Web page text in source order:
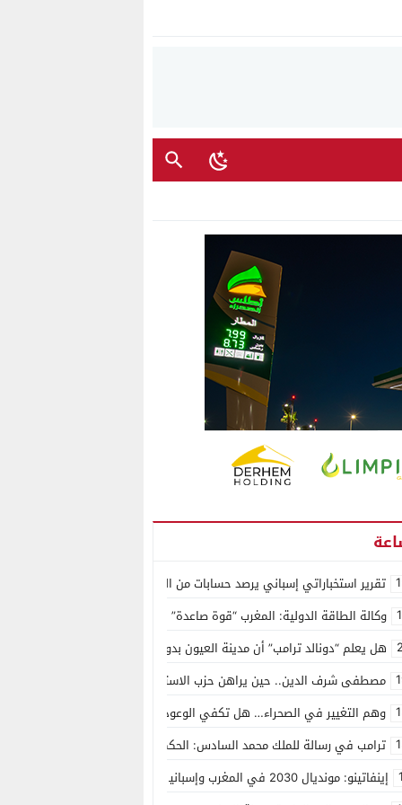
تقرير استخباراتي إسباني يرصد حسابات من الجزائر وأرقاما بـ”213+” ضمن حملة رقمية منظمة حرّضت على اقتحام سبتة
وكالة الطاقة الدولية: المغرب “قوة صاعدة” في سوق المعادن الاستراتيجية
هل يعلم “دونالد ترامب” أن مدينة العيون بدون ماء؟
مصطفى شرف الدين.. حين يراهن حزب الاستقلال على الكفاءة ويمنح الشباب
وهم التغيير في الصحراء… هل تكفي الوعود الفارغة لصناعة الواقع؟
ترامب في رسالة للملك محمد السادس: الحكم الذاتي هو الأساس الوحيد لحل
إينفاتينو: مونديال 2030 في المغرب وإسبانيا والبرتغال سيكون “الأجمل في التاريخ”